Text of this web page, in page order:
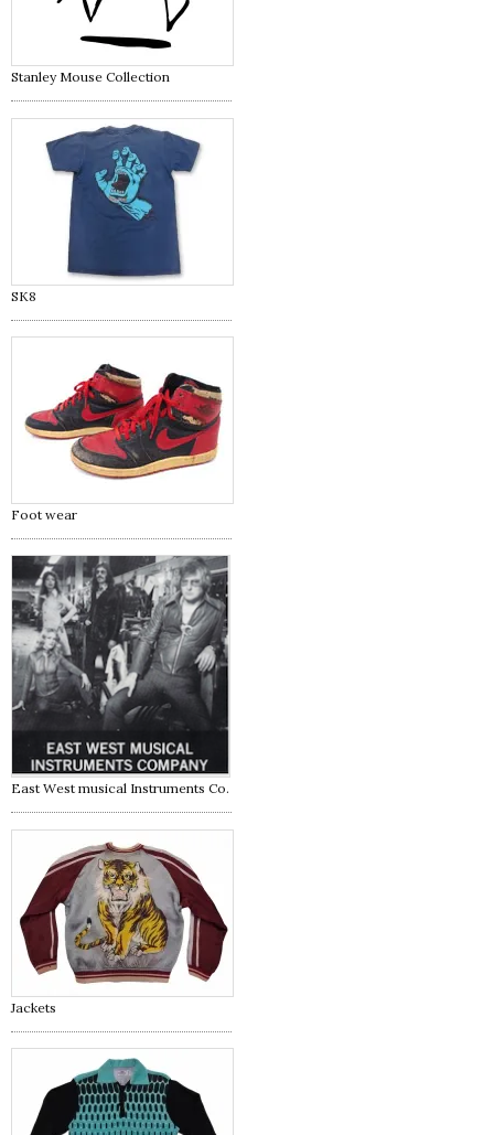
Stanley Mouse Collection
SK8
Foot wear
East West musical Instruments Co.
Jackets